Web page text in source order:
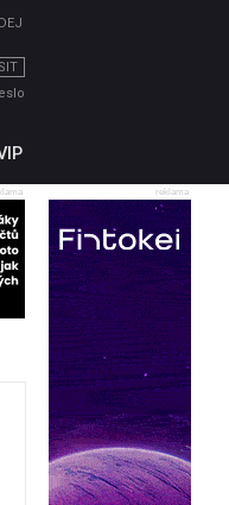
reklama